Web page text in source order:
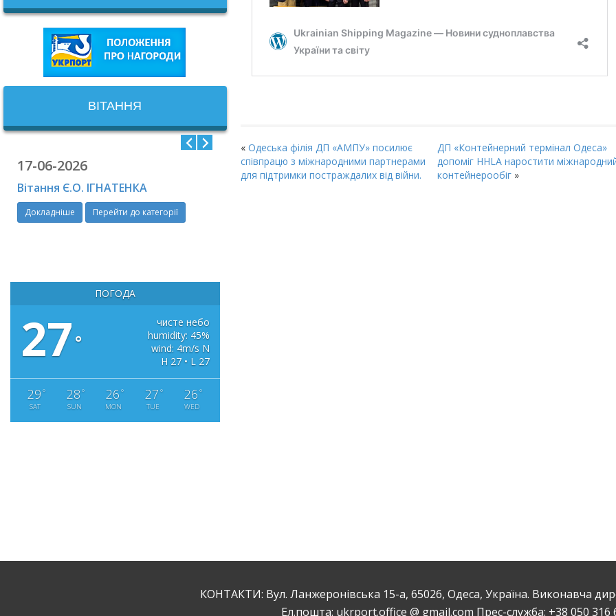
ВІТАННЯ
17-06-2026
Вітання Є.О. ІГНАТЕНКА
Докладніше Перейти до категорії
06-06-2026 04-06-2026
ПОГОДА
27°
чисте небо
humidity: 45%
wind: 4m/s N
H 27 • L 27
29 °
SAT
28 °
SUN
26 °
MON
27 °
TUE
26 °
WED
« Одеська філія ДП «АМПУ» посилює
співпрацю з міжнародними партнерами
для підтримки постраждалих від війни.
ДП «Контейнерний термінал Одеса»
допоміг HHLA наростити
контейнерообіг »
КОНТАКТИ: Вул. Ланжеронівська 15-а, 65026, Одеса, Україна. Виконавча
Ел.пошта: ukrport.office @ gmail.com Прес-служба: +38 050 316